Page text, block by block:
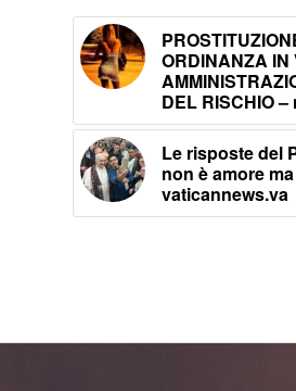
ORDINANZA IN
DEL RISCHIO
Le risposte del
non è amore
vaticannews.va